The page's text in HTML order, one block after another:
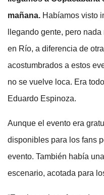
mañana. Habíamos visto
llegando gente, pero
en Río, a diferencia de
acostumbrados a estos
no se vuelve loca. Era
Eduardo Espinoza.
Aunque el evento era
disponibles para los fans
evento. También había
escenario, acotada para